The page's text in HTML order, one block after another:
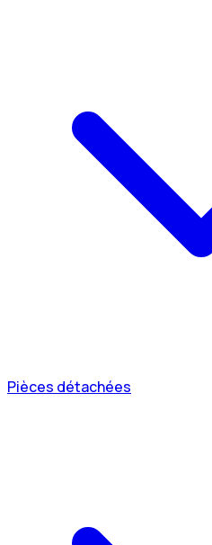
Pièces détachées